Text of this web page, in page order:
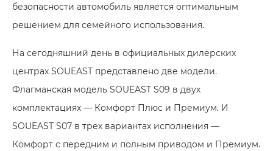
безопасности автомобиль является оптимальным
решением для семейного использования.
На сегодняшний день в официальных дилерских
центрах SOUEAST представлено две модели.
Флагманская модель SOUEAST S09 в двух
комплектациях — Комфорт Плюс и Премиум. И
SOUEAST S07 в трех вариантах исполнения —
Комфорт с передним и полным приводом и Премиум.